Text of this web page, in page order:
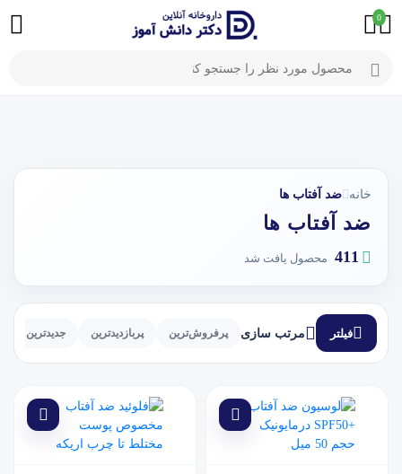
0
خانه ضد آفتاب ها
ضد آفتاب ها
411 محصول یافت شد
فیلتر مرتب سازی پرفروش‌ترین پربازدیدترین جدیدترین